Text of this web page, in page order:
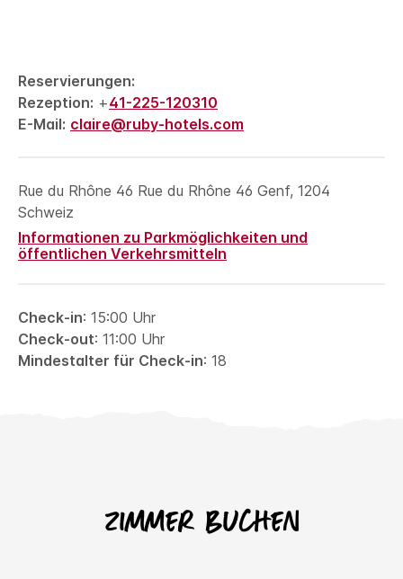
Reservierungen:
Rezeption: +41-225-120310
E-Mail: claire@ruby-hotels.com
Rue du Rhône 46 Rue du Rhône 46 Genf, 1204
Schweiz
Informationen zu Parkmöglichkeiten und
öffentlichen Verkehrsmitteln
Check-in: 15:00 Uhr
Check-out: 11:00 Uhr
Mindestalter für Check-in: 18
Zimmer buchen